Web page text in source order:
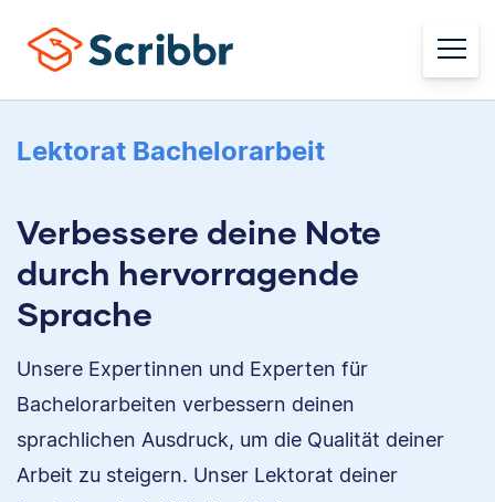
Lektorat Bachelorarbeit
Verbessere deine Note
durch hervorragende
Sprache
Unsere Expertinnen und Experten für
Bachelorarbeiten verbessern deinen
sprachlichen Ausdruck, um die Qualität deiner
Arbeit zu steigern. Unser Lektorat deiner